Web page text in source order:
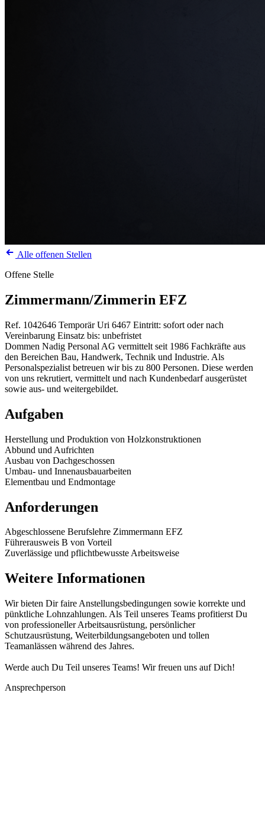
Alle offenen Stellen
Offene Stelle
Zimmermann/Zimmerin EFZ
Ref. 1042646 Temporär Uri 6467 Eintritt: sofort oder nach
Vereinbarung Einsatz bis: unbefristet
Dommen Nadig Personal AG vermittelt seit 1986 Fachkräfte aus
den Bereichen Bau, Handwerk, Technik und Industrie. Als
Personalspezialist betreuen wir bis zu 800 Personen. Diese werden
von uns rekrutiert, vermittelt und nach Kundenbedarf ausgerüstet
sowie aus- und weitergebildet.
Aufgaben
Herstellung und Produktion von Holzkonstruktionen
Abbund und Aufrichten
Ausbau von Dachgeschossen
Umbau- und Innenausbauarbeiten
Elementbau und Endmontage
Anforderungen
Abgeschlossene Berufslehre Zimmermann EFZ
Führerausweis B von Vorteil
Zuverlässige und pflichtbewusste Arbeitsweise
Weitere Informationen
Wir bieten Dir faire Anstellungsbedingungen sowie korrekte und
pünktliche Lohnzahlungen. Als Teil unseres Teams profitierst Du
von professioneller Arbeitsausrüstung, persönlicher
Schutzausrüstung, Weiterbildungsangeboten und tollen
Teamanlässen während des Jahres.
Werde auch Du Teil unseres Teams! Wir freuen uns auf Dich!
Ansprechperson